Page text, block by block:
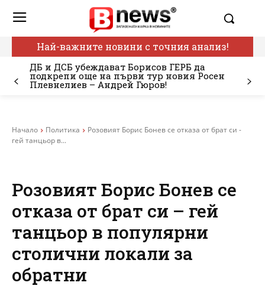
Най-важните новини с точния анализ!
ДБ и ДСБ убеждават Борисов ГЕРБ да
подкрепи още на първи тур новия Росен
Плевнелиев – Андрей Гюров!
Начало Политика
Розовият Борис Бонев се отказа от брат си -
гей танцьор в...
Розовият Борис Бонев се
отказа от брат си – гей
танцьор в популярни
столични локали за
обратни